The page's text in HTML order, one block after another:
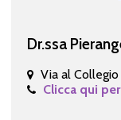
Dr.ssa
Via al
Clicca qui